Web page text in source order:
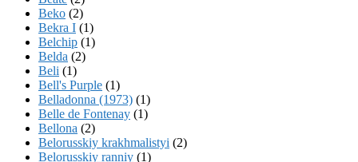
Beko (2)
Bekra I (1)
Belchip (1)
Belda (2)
Beli (1)
Bell's Purple (1)
Belladonna (1973) (1)
Belle de Fontenay (1)
Bellona (2)
Belorusskiy krakhmalistyi (2)
Belorusskiy ranniy (1)